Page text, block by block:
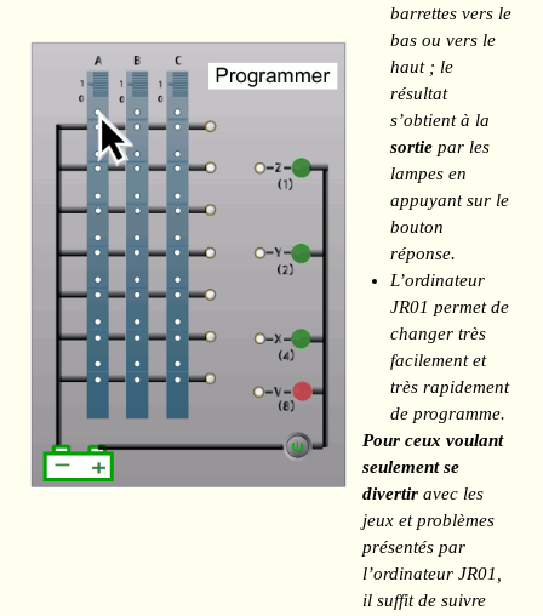
barrettes vers le
bas ou vers le
haut ; le
résultat
s’obtient à la
sortiepar les
lampes en
appuyant sur le
bouton
réponse.
L’ordinateur
JR01 permet de
changer très
facilement et
très rapidement
de programme.
Pour ceux voulant
seulement se
divertir avec les
jeux et problèmes
présentés par
l’ordinateur JR01,
il suffit de suivre